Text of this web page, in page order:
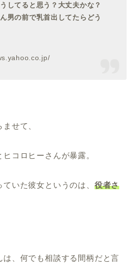
してると思う？大丈夫かな？
男の前で乳首出してたらどう
せて、
コロヒーさんが暴露。
いた彼女というのは、 役者さ
、何でも相談する間柄だと言